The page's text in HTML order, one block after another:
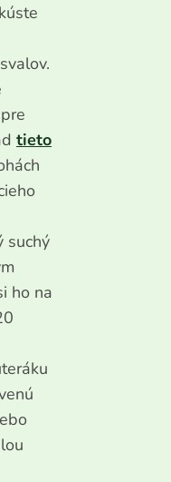
tieto
suchý
ho na